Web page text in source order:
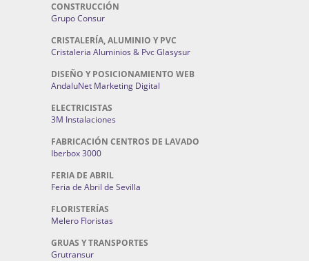
CONSTRUCCIÓN
Grupo Consur
CRISTALERÍA, ALUMINIO Y PVC
Cristaleria Aluminios & Pvc Glasysur
DISEÑO Y POSICIONAMIENTO WEB
AndaluNet Marketing Digital
ELECTRICISTAS
3M Instalaciones
FABRICACIÓN CENTROS DE LAVADO
Iberbox 3000
FERIA DE ABRIL
Feria de Abril de Sevilla
FLORISTERÍAS
Melero Floristas
GRUAS Y TRANSPORTES
Grutransur